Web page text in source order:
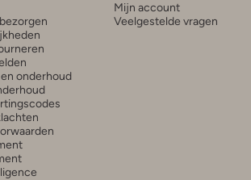
onderhoud
Mijn account
Veelgestelde vragen